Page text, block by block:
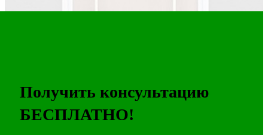
Получить консультацию
БЕСПЛАТНО!